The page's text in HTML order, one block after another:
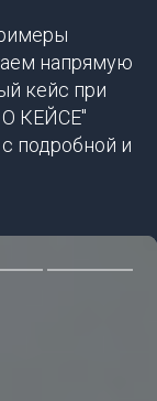
напрямую
кейс при
КЕЙСЕ"
подробной и